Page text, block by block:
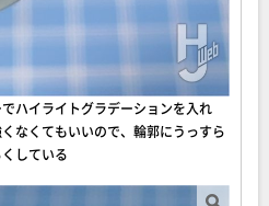
ハイライトグラデーションを入れ
なくてもいいので、輪郭にうっすら
している